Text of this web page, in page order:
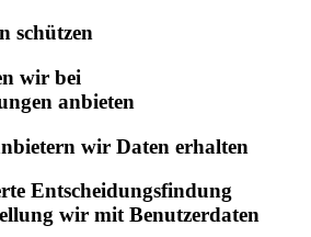
schützen
wir bei
anbieten
wir Daten erhalten
Entscheidungsfindung
wir mit Benutzerdaten